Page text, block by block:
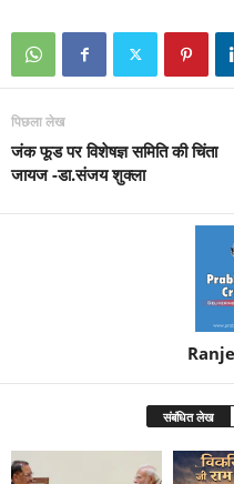
पिछला लेख
जंक फूड पर विशेषज्ञ समिति की चिंता
जायज -डा.संजय शुक्ला
संबंधित लेख